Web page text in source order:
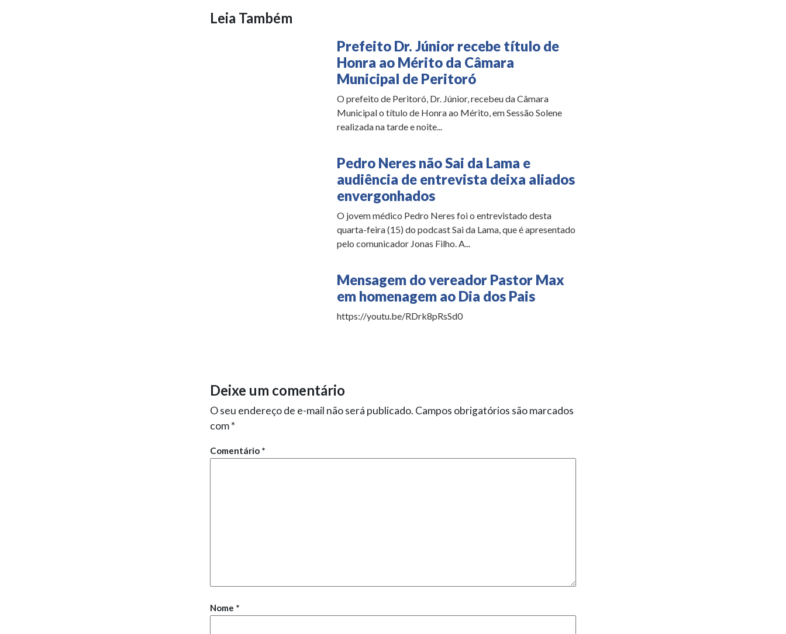
Leia Também
Prefeito Dr. Júnior recebe título de
Honra ao Mérito da Câmara
Municipal de Peritoró
O prefeito de Peritoró, Dr. Júnior, recebeu da Câmara
Municipal o título de Honra ao Mérito, em Sessão Solene
realizada na tarde e noite...
Pedro Neres não Sai da Lama e
audiência de entrevista deixa aliados
envergonhados
O jovem médico Pedro Neres foi o entrevistado desta
quarta-feira (15) do podcast Sai da Lama, que é apresentado
pelo comunicador Jonas Filho. A...
Mensagem do vereador Pastor Max
em homenagem ao Dia dos Pais
https://youtu.be/RDrk8pRsSd0
Deixe um comentário
O seu endereço de e-mail não será publicado. Campos obrigatórios são marcados
com*
Comentário *
Nome *